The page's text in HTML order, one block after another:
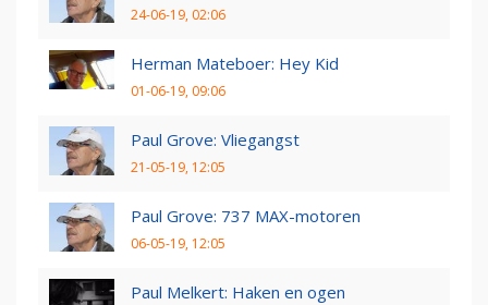
24-06-19, 02:06
Herman Mateboer: Hey Kid
01-06-19, 09:06
Paul Grove: Vliegangst
21-05-19, 12:05
Paul Grove: 737 MAX-motoren
06-05-19, 12:05
Paul Melkert: Haken en ogen